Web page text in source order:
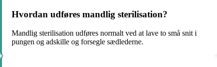
Hvordan udføres mandlig sterilisation?
Mandlig sterilisation udføres normalt ved at lave to små snit i
pungen og adskille og forsegle sædlederne.